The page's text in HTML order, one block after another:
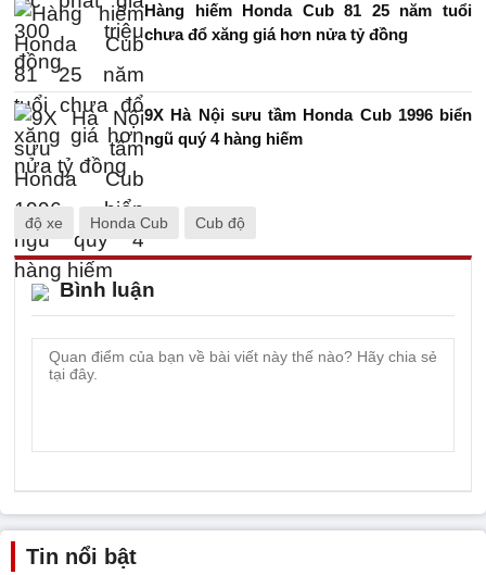
Hàng hiếm Honda Cub 81 25 năm tuổi
chưa đổ xăng giá hơn nửa tỷ đồng
9X Hà Nội sưu tầm Honda Cub 1996 biển
ngũ quý 4 hàng hiếm
độ xe Honda Cub Cub độ
Bình luận
Tin nổi bật